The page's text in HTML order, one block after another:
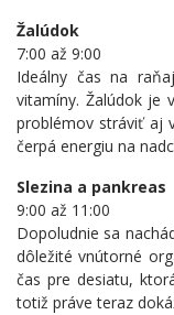
Žalúdok
7:00 až 9:00
Ideálny čas na
vitamíny. Žalúdok je
problémov stráviť aj
čerpá energiu na
Slezina a pankreas
9:00 až 11:00
Dopoludnie sa
dôležité vnútorné
čas pre desiatu,
totiž práve teraz